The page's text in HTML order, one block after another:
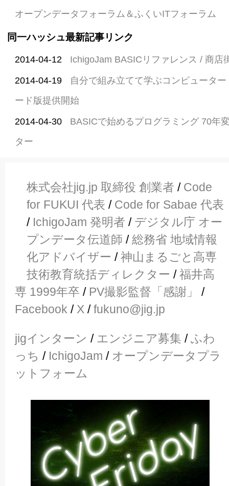
オープンデータフォーラム＆ふくいITフォーラム
同一ハッシュ最新記事リンク
2014-04-12 IchigoJam BASICリファレンス / 商店
2014-04-19
自分で組み立てて学ぶコンピュータ
ード版提供開始
2014-04-30
BASICで始めるプログラミング 70年
ター
株式会社jig.jp 取締役 創業者 / Code
for FUKUI 代表 / Code for Sabae 代表
/ IchigoJam 発明者 / デジタル庁 オー
プンデータ伝道師 /総務省 地域情報
化アドバイザー /神山まるごと高専
技術教育統括ディレクター /福井高
専 1999年卒 / PV撮影監督「感謝」
/
Facebook / X /fukuno@jig.jp
jigインターン / エンジニア募集 /ふわ
っち / IchigoJam / オープンデータプラ
ットフォーム